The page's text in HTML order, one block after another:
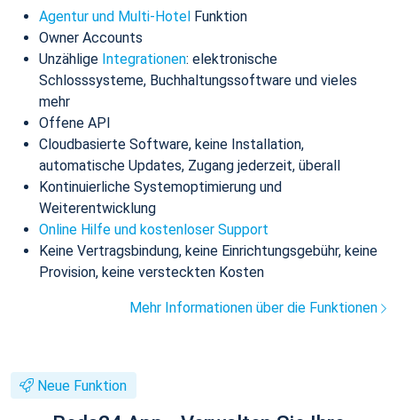
Agentur und Multi-Hotel Funktion
Owner Accounts
Unzählige Integrationen: elektronische
Schlosssysteme, Buchhaltungssoftware und vieles
mehr
Offene API
Cloudbasierte Software, keine Installation,
automatische Updates, Zugang jederzeit, überall
Kontinuierliche Systemoptimierung und
Weiterentwicklung
Online Hilfe und kostenloser Support
Keine Vertragsbindung, keine Einrichtungsgebühr, keine
Provision, keine versteckten Kosten
Mehr Informationen über die Funktionen
Neue Funktion